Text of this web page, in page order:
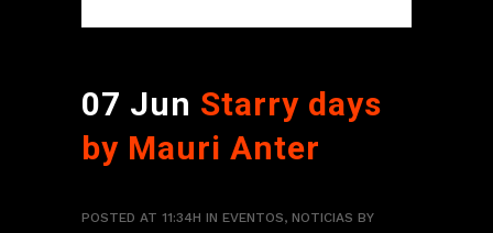
07 Jun Starry days
by Mauri Anter
POSTED AT 11:34H IN EVENTOS, NOTICIAS BY